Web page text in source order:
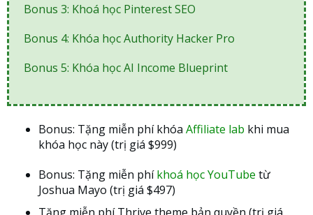
Bonus 3: Khoá học Pinterest SEO
Bonus 4: Khóa học Authority Hacker Pro
Bonus 5: Khóa học AI Income Blueprint
Bonus: Tặng miễn phí khóa Affiliate lab khi mua
khóa học này (trị giá $999)
Bonus: Tặng miễn phíkhoá học YouTube từ
Joshua Mayo (trị giá $497)